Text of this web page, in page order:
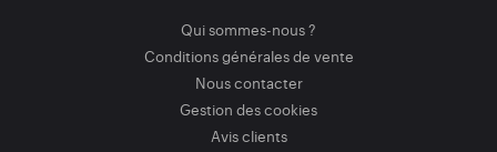
Qui sommes-nous ?
Conditions générales de vente
Nous contacter
Gestion des cookies
Avis clients